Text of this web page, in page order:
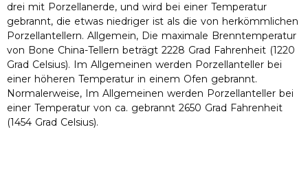
drei mit Porzellanerde, und wird bei einer Temperatur
gebrannt, die etwas niedriger ist als die von herkömmlichen
Porzellantellern. Allgemein, Die maximale Brenntemperatur
von Bone China-Tellern beträgt 2228 Grad Fahrenheit (1220
Grad Celsius). Im Allgemeinen werden Porzellanteller bei
einer höheren Temperatur in einem Ofen gebrannt.
Normalerweise, Im Allgemeinen werden Porzellanteller bei
einer Temperatur von ca. gebrannt 2650 Grad Fahrenheit
(1454 Grad Celsius).